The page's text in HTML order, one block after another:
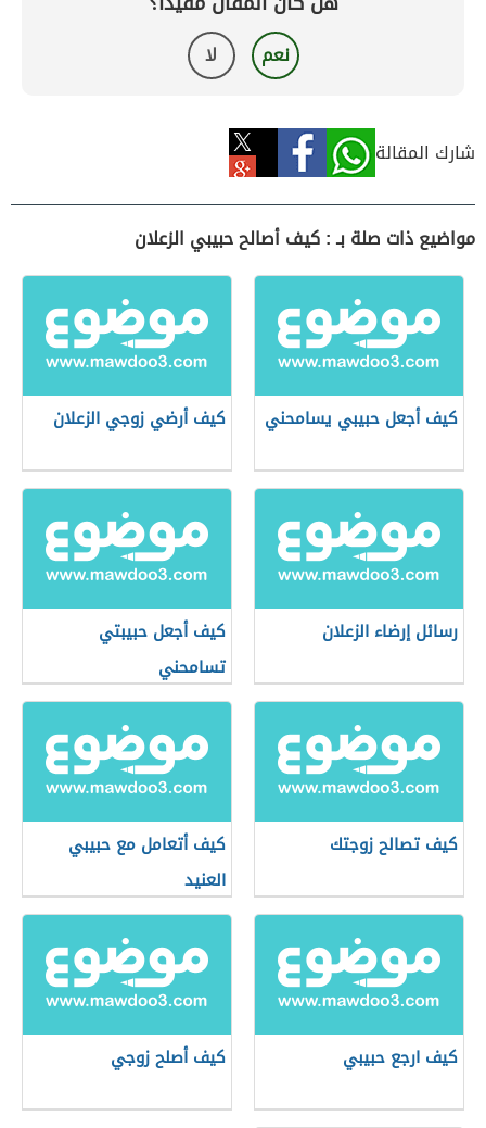
نعم لا
شارك المقالة
مواضيع ذات صلة بـ : كيف أصالح حبيبي الزعلان
كيف أجعل حبيبي يسامحني كيف أرضي زوجي الزعلان
رسائل إرضاء الزعلان
كيف أجعل حبيبتي
تسامحني
كيف تصالح زوجتك
كيف أتعامل مع حبيبي
العنيد
كيف ارجع حبيبي كيف أصلح زوجي